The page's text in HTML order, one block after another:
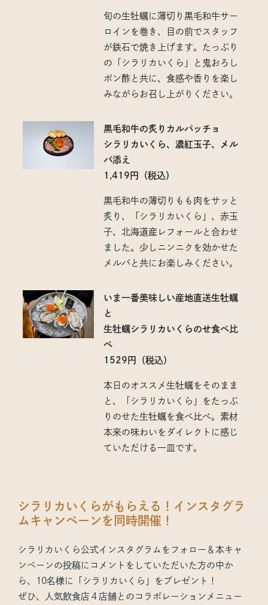
旬の生牡蠣に薄切り黒毛和牛サー
ロインを巻き、目の前でスタッフ
が鉄石で焼き上げます。たっぷり
の「シラリカいくら」と⿁おろし
ポン酢と共に、食感や香りを楽し
みながらお召し上がりください。
黒毛和牛の炙りカルパッチョ
シラリカいくら、濃紅玉子、メル
バ添え
1,419円（税込）
黒毛和牛の薄切りもも肉をサッと
炙り、「シラリカいくら」、赤玉
子、北海道産レフォールと合わせ
ました。少しニンニクを効かせた
メルバと共にお楽しみください。
いま一番美味しい産地直送生牡蠣
と
生牡蠣シラリカいくらのせ食べ比
べ
1529円（税込）
本日のオススメ生牡蠣をそのまま
と、「シラリカいくら」をたっぷ
りのせた生牡蠣を食べ比べ。素材
本来の味わいをダイレクトに感じ
ていただける一皿です。
シラリカいくらがもらえる！インスタグラ
ムキャンペーンを同時開催！
シラリカいくら公式インスタグラムをフォロー＆本キャ
ンペーンの投稿にコメントをしていただいた方の中か
ら、10名様に「シラリカいくら」をプレゼント！
ぜひ、人気飲食店４店舗とのコラボレーションメニュー